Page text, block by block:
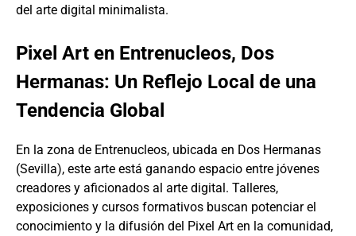
del arte digital minimalista.
Pixel Art en Entrenucleos, Dos
Hermanas: Un Reflejo Local de una
Tendencia Global
En la zona de Entrenucleos, ubicada en Dos Hermanas
(Sevilla), este arte está ganando espacio entre jóvenes
creadores y aficionados al arte digital. Talleres,
exposiciones y cursos formativos buscan potenciar el
conocimiento y la difusión del Pixel Art en la comunidad,